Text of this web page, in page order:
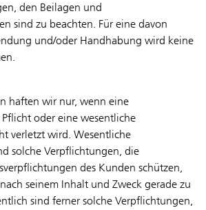
den Beilagen und
sind zu beachten. Für eine davon
und/oder Handhabung wird keine
haften wir nur, wenn eine
oder eine wesentliche
verletzt wird. Wesentliche
solche Verpflichtungen, die
des Kunden schützen,
seinem Inhalt und Zweck gerade zu
sind ferner solche Verpflichtungen,